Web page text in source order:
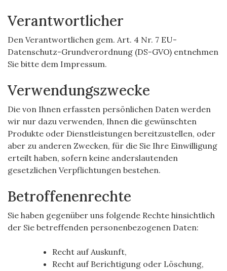
Verantwortlicher
Den Verantwortlichen gem. Art. 4 Nr. 7 EU-
Datenschutz-Grundverordnung (DS-GVO) entnehmen
Sie bitte dem Impressum.
Verwendungszwecke
Die von Ihnen erfassten persönlichen Daten werden
wir nur dazu verwenden, Ihnen die gewünschten
Produkte oder Dienstleistungen bereitzustellen, oder
aber zu anderen Zwecken, für die Sie Ihre Einwilligung
erteilt haben, sofern keine anderslautenden
gesetzlichen Verpflichtungen bestehen.
Betroffenenrechte
Sie haben gegenüber uns folgende Rechte hinsichtlich
der Sie betreffenden personenbezogenen Daten:
Recht auf Auskunft,
Recht auf Berichtigung oder Löschung,